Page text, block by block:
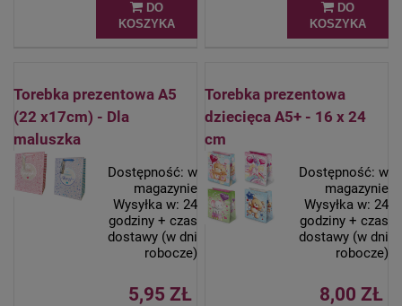
DO
KOSZYKA
DO
KOSZYKA
Torebka prezentowa A5
(22 x17cm) - Dla
maluszka
Dostępność: w
magazynie
Wysyłka w: 24
godziny + czas
dostawy (w dni
robocze)
5,95 ZŁ
Torebka prezentowa
dziecięca A5+ - 16 x 24
cm
Dostępność: w
magazynie
Wysyłka w: 24
godziny + czas
dostawy (w dni
robocze)
8,00 ZŁ